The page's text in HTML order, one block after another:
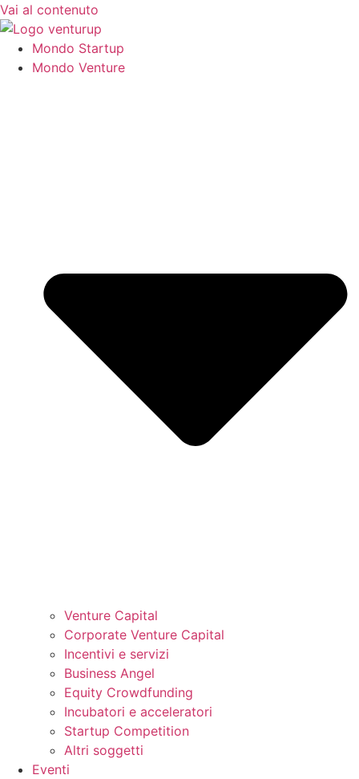
Vai al contenuto
Mondo Startup
Mondo Venture
Venture Capital
Corporate Venture Capital
Incentivi e servizi
Business Angel
Equity Crowdfunding
Incubatori e acceleratori
Startup Competition
Altri soggetti
Eventi